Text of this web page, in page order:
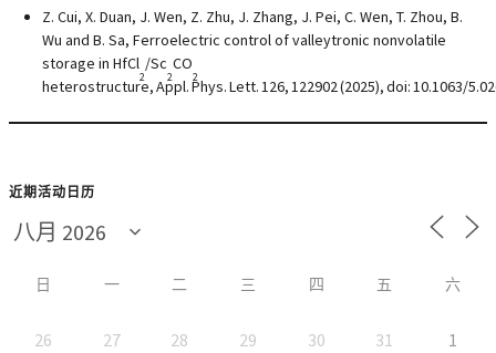
Z. Cui, X. Duan, J. Wen, Z. Zhu, J. Zhang, J. Pei, C. Wen, T. Zhou, B.
Wu and B. Sa, Ferroelectric control of valleytronic nonvolatile
storage in HfCl
2
/Sc
2
CO
2
heterostructure,Appl.Phys.Lett.126,122902(2025),doi:10.1063/
近期活动日历
日 一 二 三 四 五 六
26 27 28 29 30 31 1